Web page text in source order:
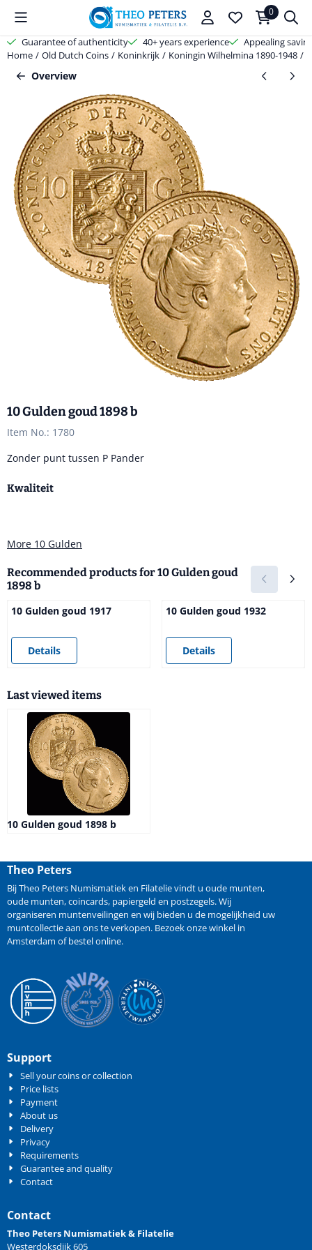
Cookie preferences are available. Choose settings or allow all
0
Guarantee of authenticity 40+ years experience
Appealing
Home / Old Dutch Coins / Koninkrijk / Koningin Wilhelmina 1890-1948 /
Overview
10 Gulden goud 1898 b
Item No.: 1780
Zonder punt tussen P Pander
Kwaliteit
More 10 Gulden
Recommended products for10 Gulden goud
1898 b
10 Gulden goud 1917
Price not visible
Details
10 Gulden goud 1932
Price not visible
Details
Last viewed items
10 Gulden goud 1898 b
Theo Peters
Bij Theo Peters Numismatiek en Filatelie vindt u oude munten,
oude munten,coincards, papiergeld en postzegels. Wij
organiseren muntenveilingen en wij bieden u de mogelijkheid uw
muntcollectie aan ons te verkopen. Bezoek onze winkel in
Amsterdam of bestel online.
Support
Sell your coins or collection
Price lists
Payment
About us
Delivery
Privacy
Requirements
Guarantee and quality
Contact
Contact
Theo Peters Numismatiek & Filatelie
Westerdoksdijk 605